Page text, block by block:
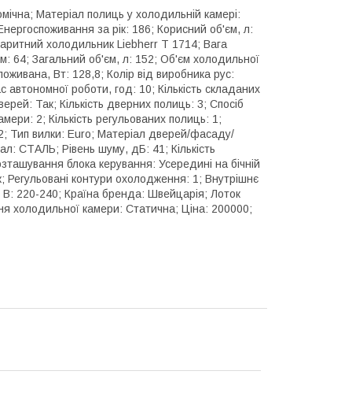
Матеріал полиць у холодильній камері:
за рік: 186; Корисний об'єм, л:
холодильник Liebherr T 1714; Вага
64; Загальний об'єм, л: 152; Об'єм холодильної
Вт: 128,8; Колір від виробника рус:
роботи, год: 10; Кількість складаних
Так; Кількість дверних полиць: 3; Спосіб
2; Кількість регульованих полиць: 1;
2; Тип вилки: Euro; Матеріал дверей/фасаду/
СТАЛЬ; Рівень шуму, дБ: 41; Кількість
блока керування: Усередині на бічній
Регульовані контури охолодження: 1; Внутрішнє
220-240; Країна бренда: Швейцарія; Лоток
холодильної камери: Статична; Ціна: 200000;